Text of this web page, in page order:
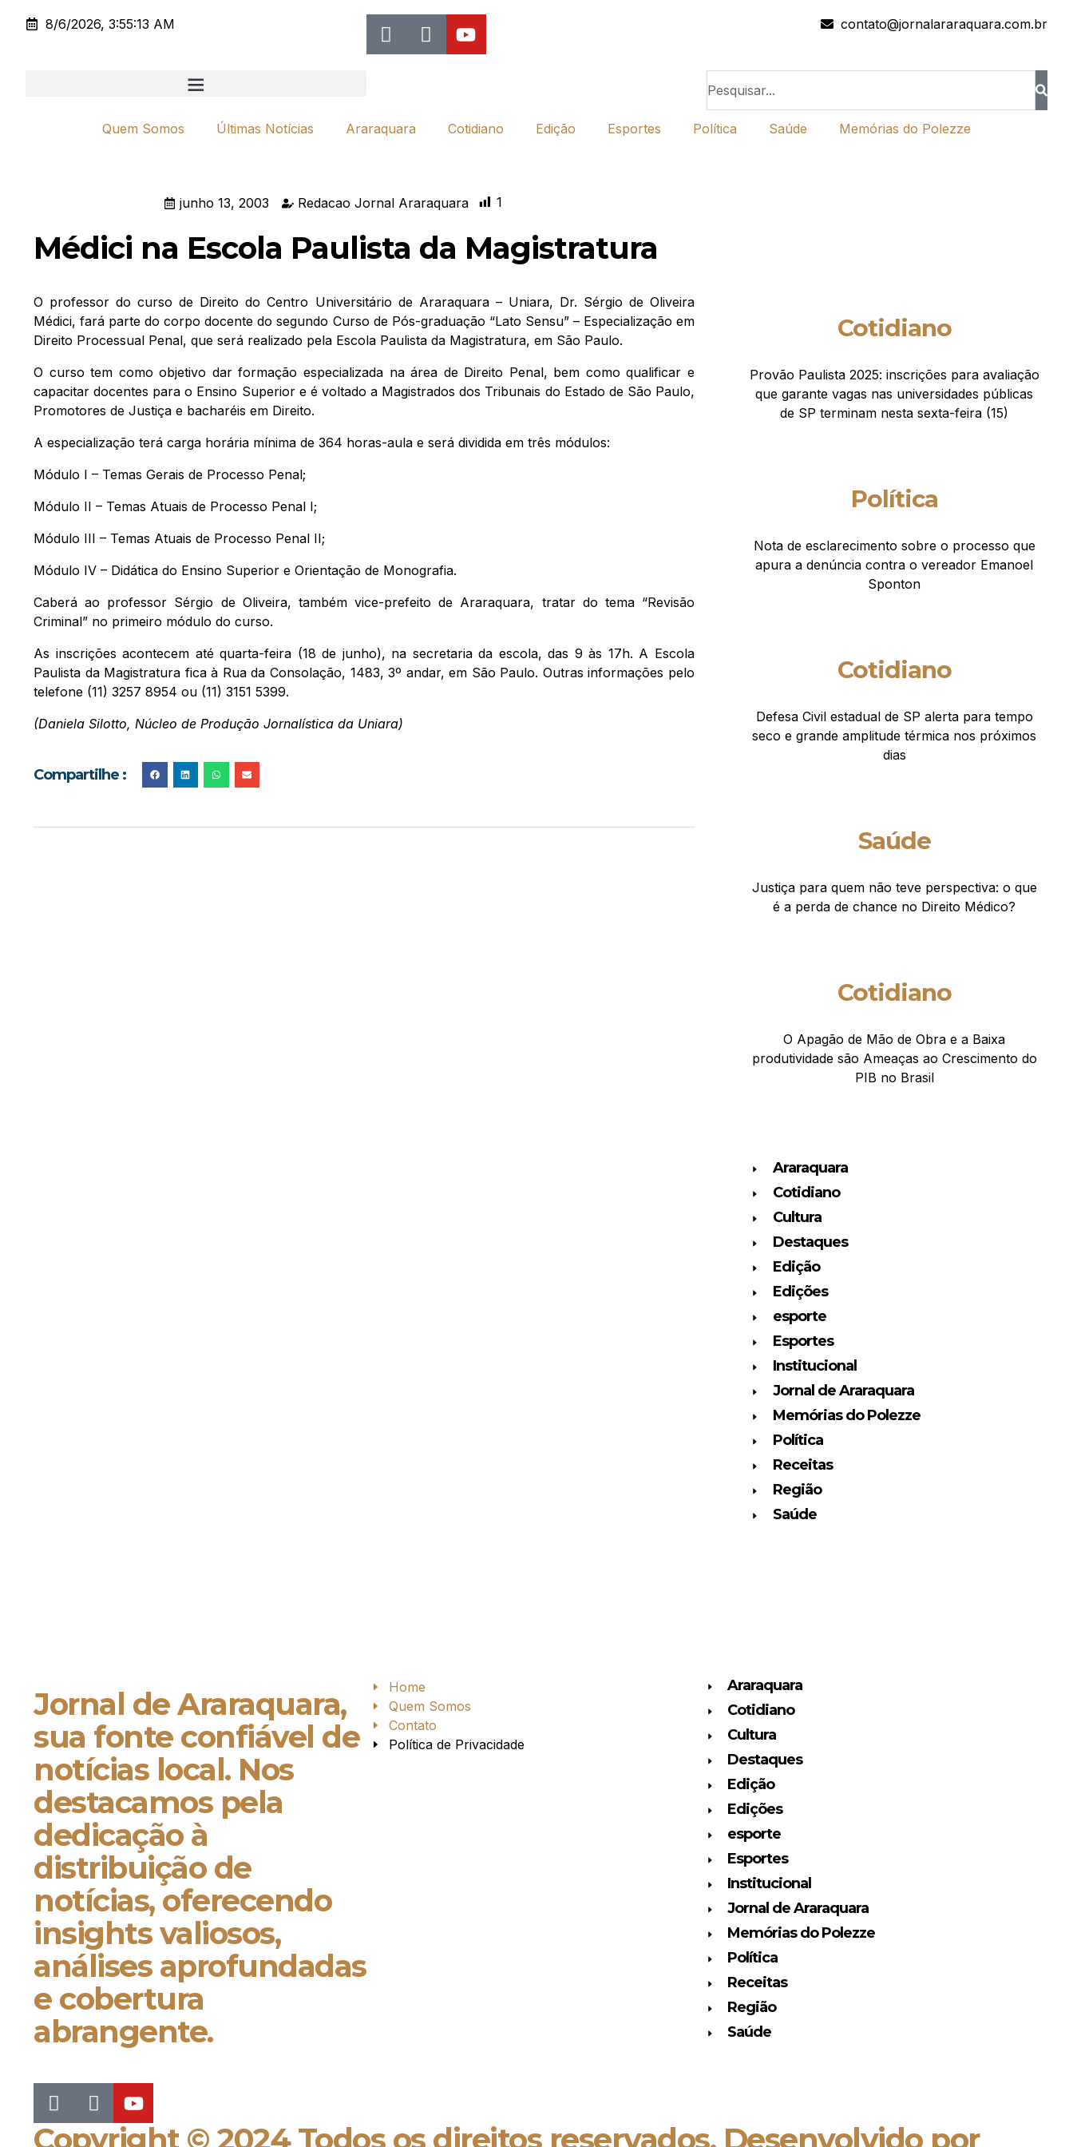
8/6/2026, 3:55:13 AM contato@jornalararaquara.com.br
Quem Somos Últimas Notícias Araraquara Cotidiano Edição Esportes Política Saúde Memórias do Polezze
junho 13, 2003 Redacao Jornal Araraquara 1
Médici na Escola Paulista da Magistratura
O professor do curso de Direito do Centro Universitário de Araraquara – Uniara, Dr. Sérgio de Oliveira
Médici, fará parte do corpo docente do segundo Curso de Pós-graduação “Lato Sensu” – Especialização em
Direito Processual Penal, que será realizado pela Escola Paulista da Magistratura, em São Paulo.
O curso tem como objetivo dar formação especializada na área de Direito Penal, bem como qualificar e
capacitar docentes para o Ensino Superior e é voltado a Magistrados dos Tribunais do Estado de São Paulo,
Promotores de Justiça e bacharéis em Direito.
A especialização terá carga horária mínima de 364 horas-aula e será dividida em três módulos:
Módulo I – Temas Gerais de Processo Penal;
Módulo II – Temas Atuais de Processo Penal I;
Módulo III – Temas Atuais de Processo Penal II;
Módulo IV – Didática do Ensino Superior e Orientação de Monografia.
Caberá ao professor Sérgio de Oliveira, também vice-prefeito de Araraquara, tratar do tema “Revisão
Criminal” no primeiro módulo do curso.
As inscrições acontecem até quarta-feira (18 de junho), na secretaria da escola, das 9 às 17h. A Escola
Paulista da Magistratura fica à Rua da Consolação, 1483, 3º andar, em São Paulo. Outras informações pelo
telefone (11) 3257 8954 ou (11) 3151 5399.
(Daniela Silotto, Núcleo de Produção Jornalística da Uniara)
Compartilhe :
Cotidiano
Provão Paulista 2025: inscrições para avaliação
que garante vagas nas universidades públicas
de SP terminam nesta sexta-feira (15)
Política
Nota de esclarecimento sobre o processo que
apura a denúncia contra o vereador Emanoel
Sponton
Cotidiano
Defesa Civil estadual de SP alerta para tempo
seco e grande amplitude térmica nos próximos
dias
Saúde
Justiça para quem não teve perspectiva: o que
é a perda de chance no Direito Médico?
Cotidiano
O Apagão de Mão de Obra e a Baixa
produtividade são Ameaças ao Crescimento do
PIB no Brasil
Araraquara
Cotidiano
Cultura
Destaques
Edição
Edições
esporte
Esportes
Institucional
Jornal de Araraquara
Memórias do Polezze
Política
Receitas
Região
Saúde
Jornal de Araraquara,
sua fonte confiável de
notícias local. Nos
destacamos pela
dedicação à
distribuição de
notícias, oferecendo
insights valiosos,
análises aprofundadas
e cobertura
abrangente.
Home
Quem Somos
Contato
Política de Privacidade
Araraquara
Cotidiano
Cultura
Destaques
Edição
Edições
esporte
Esportes
Institucional
Jornal de Araraquara
Memórias do Polezze
Política
Receitas
Região
Saúde
Copyright © 2024 Todos os direitos reservados. Desenvolvido por